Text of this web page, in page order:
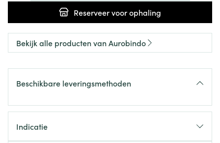
Reserveervoor ophaling
Bekijk alle producten van Aurobindo
Beschikbare leveringsmethoden
Indicatie